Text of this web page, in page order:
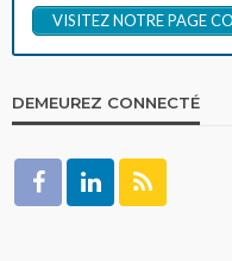
VISITEZ NOTRE PAGE
DEMEUREZ CONNECTÉ